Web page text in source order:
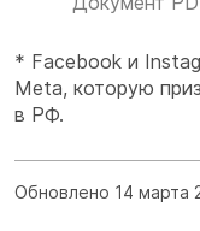
* Facebook и
Meta, которую
в РФ.
Обновлено 14 марта